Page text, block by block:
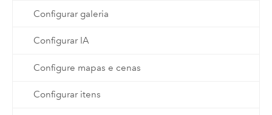
Configurar galeria
Configurar IA
Configure mapas e cenas
Configurar itens